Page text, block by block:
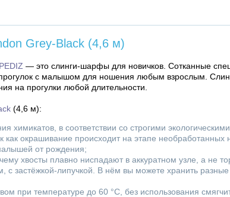
Grey-Black (4,6 м)
— это слинги-шарфы для новичков. Сотканные
прогулок с малышом для ношения любым взрослым.
на прогулки любой длительности.
(4,6 м):
химикатов, в соответствии со строгими
окрашивание происходит на этапе необработанных
от рождения;
хвосты плавно ниспадают в аккуратном узле, а не
застёжкой-липучкой. В нём вы можете хранить
при температуре до 60 °C, без использования